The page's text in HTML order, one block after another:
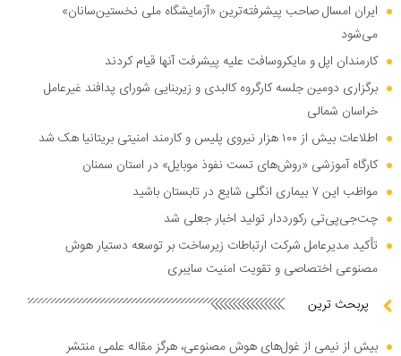
ایران امسال صاحب پیشرفته‌ترین «آزمایشگاه ملی نخستین‌سانان»
می‌شود
کارمندان اپل و مایکروسافت علیه پیشرفت آنها قیام کردند
برگزاری دومین جلسه کارگروه کالبدی و زیربنایی شورای پدافند غیرعامل
خراسان شمالی
اطلاعات بیش از ۱۰۰ هزار نیروی پلیس و کارمند امنیتی بریتانیا هک شد
کارگاه آموزشی «روش‌های تست نفوذ موبایل» در استان سمنان
مواظب این ۷ بیماری انگلی شایع در تابستان باشید
چت‌جی‌پی‌تی رکورددار تولید اخبار جعلی شد
تأکید مدیرعامل شرکت ارتباطات زیرساخت بر توسعه دستیار هوش
مصنوعی اختصاصی و تقویت امنیت سایبری
پربحث ترین
بیش از نیمی از غول‌های هوش مصنوعی، هرگز مقاله علمی منتشر